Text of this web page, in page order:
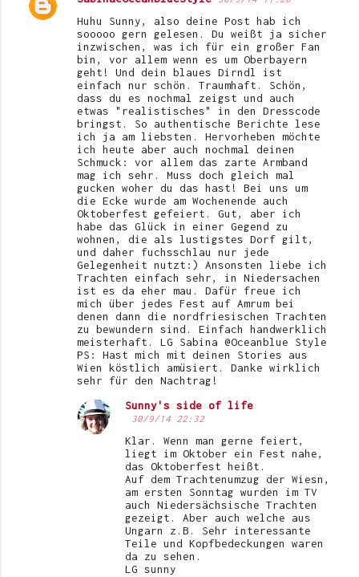
Huhu Sunny, also deine Post hab ich
sooooo gern gelesen. Du weißt ja sicher
inzwischen, was ich für ein großer Fan
bin, vor allem wenn es um Oberbayern
geht! Und dein blaues Dirndl ist
einfach nur schön. Traumhaft. Schön,
dass du es nochmal zeigst und auch
etwas "realistisches" in den Dresscode
bringst. So authentische Berichte lese
ich ja am liebsten. Hervorheben möchte
ich heute aber auch nochmal deinen
Schmuck: vor allem das zarte Armband
mag ich sehr. Muss doch gleich mal
gucken woher du das hast! Bei uns um
die Ecke wurde am Wochenende auch
Oktoberfest gefeiert. Gut, aber ich
habe das Glück in einer Gegend zu
wohnen, die als lustigstes Dorf gilt,
und daher fuchsschlau nur jede
Gelegenheit nutzt:) Ansonsten liebe ich
Trachten einfach sehr, in Niedersachen
ist es da eher mau. Dafür freue ich
mich über jedes Fest auf Amrum bei
denen dann die nordfriesischen Trachten
zu bewundern sind. Einfach handwerklich
meisterhaft. LG Sabina @Oceanblue Style
PS: Hast mich mit deinen Stories aus
Wien köstlich amüsiert. Danke wirklich
sehr für den Nachtrag!
Sunny's side of life
30/9/14 22:32
Klar. Wenn man gerne feiert,
liegt im Oktober ein Fest nahe,
das Oktoberfest heißt.
Auf dem Trachtenumzug der Wiesn,
am ersten Sonntag wurden im TV
auch Niedersächsische Trachten
gezeigt. Aber auch welche aus
Ungarn z.B. Sehr interessante
Teile und Kopfbedeckungen waren
da zu sehen.
LG sunny